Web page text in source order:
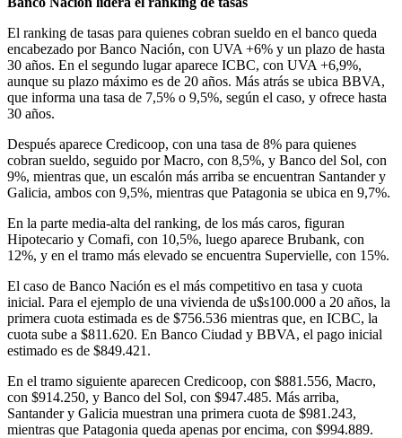
El ranking de tasas para quienes cobran sueldo en el banco queda
encabezado por Banco Nación, con UVA +6% y un plazo de hasta
30 años. En el segundo lugar aparece ICBC, con UVA +6,9%,
aunque su plazo máximo es de 20 años. Más atrás se ubica BBVA,
que informa una tasa de 7,5% o 9,5%, según el caso, y ofrece hasta
30 años.
Después aparece Credicoop, con una tasa de 8% para quienes
cobran sueldo, seguido por Macro, con 8,5%, y Banco del Sol, con
9%, mientras que, un escalón más arriba se encuentran Santander y
Galicia, ambos con 9,5%, mientras que Patagonia se ubica en 9,7%.
En la parte media-alta del ranking, de los más caros, figuran
Hipotecario y Comafi, con 10,5%, luego aparece Brubank, con
12%, y en el tramo más elevado se encuentra Supervielle, con 15%.
El caso de Banco Nación es el más competitivo en tasa y cuota
inicial. Para el ejemplo de una vivienda de u$s100.000 a 20 años, la
primera cuota estimada es de $756.536 mientras que, en ICBC, la
cuota sube a $811.620. En Banco Ciudad y BBVA, el pago inicial
estimado es de $849.421.
En el tramo siguiente aparecen Credicoop, con $881.556, Macro,
con $914.250, y Banco del Sol, con $947.485. Más arriba,
Santander y Galicia muestran una primera cuota de $981.243,
mientras que Patagonia queda apenas por encima, con $994.889.